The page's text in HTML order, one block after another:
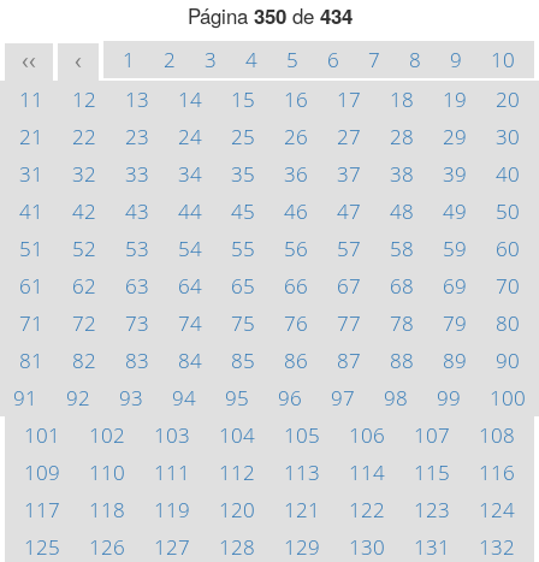
Página 350de 434
<< < 1 2 3 4 5 6 7 8 9
10
11
12 13 14 15 16 17 18 19
20
21
22 23 24 25 26 27 28 29
30
31
32 33 34 35 36 37 38 39
40
41
42 43 44 45 46 47 48 49
50
51
52 53 54 55 56 57 58 59
60
61
62 63 64 65 66 67 68 69
70
71
72 73 74 75 76 77 78 79
80
81
82 83 84 85 86 87 88 89
90
91
92 93 94 95 96 97 98 99
100
101
102 103 104 105 106 107
108
109
110 111 112 113 114 115
116
117
118 119 120 121 122 123
124
125
126 127 128 129 130 131
132